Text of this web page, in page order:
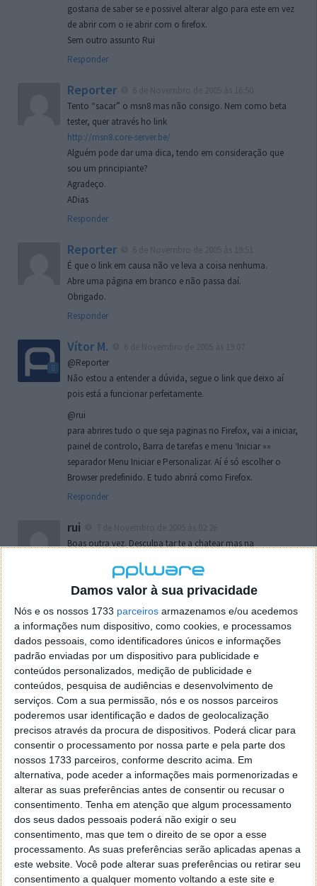
Damos valor à sua privacidade
Nós e os nossos 1733 parceiros armazenamos e/ou acedemos
a informações num dispositivo, como cookies, e processamos
dados pessoais, como identificadores únicos e informações
padrão enviadas por um dispositivo para publicidade e
conteúdos personalizados, medição de publicidade e
conteúdos, pesquisa de audiências e desenvolvimento de
serviços. Com a sua permissão, nós e os nossos parceiros
poderemos usar identificação e dados de geolocalização
precisos através da procura de dispositivos. Poderá clicar para
consentir o processamento por nossa parte e pela parte dos
nossos 1733 parceiros, conforme descrito acima. Em
alternativa, pode aceder a informações mais pormenorizadas e
alterar as suas preferências antes de consentir ou recusar o
consentimento. Tenha em atenção que algum processamento
dos seus dados pessoais poderá não exigir o seu
consentimento, mas que tem o direito de se opor a esse
processamento. As suas preferências serão aplicadas apenas a
este website. Você pode alterar suas preferências ou retirar seu
consentimento a qualquer momento voltando a este site e
gostaria de saber se e possivel alterar algo para este em vez
de abrir com o ie abrir com o firefox.
Sem outro assunto Rui
Responder
Reporter
Tento “sacar” o msn8 mas não consigo. Nem como beta
tester, quer através ho link
http://msn8.core-server.be/
Alguém pode dar uma dica, tendo em consideração que
sou um principiante?
Agradeço.
ADias
Responder
Reporter
É que o link em causa não ve leva a coisa nenhuma.
Abre uma página em branco e não passa daí.
Obrigado.
Responder
Vítor M.
@Reporter
Não estou a entender a dúvida, segue o link que deixo aí
pois está a funcionar perfeitamente.
@rui
para abrires tudo o que seja paginas no Firefox, vai a iniciar,
painel de controlo, Barra de tarefas e menu ‘Iniciar »»
separador Menu Iniciar e Personalizar. Aí é só escolher o
Browser predefinido. E tudo abrirá como Firefox.
Responder
rui
Boas outra vez. Desculpa tar te a chatear mas na
o firefox como browser predefenido
de control tudo e nada. Tou a comecar a desesperar, ate ja
tentei apagar o explorer na tentativa de forçar o uso do
firefox mas em vao. Kaso te lembres de outra dica fico
agradecido, caso contrario obrigado a mesma
Responder
Vítor M.
7 de Novembro de 2005 às 01:39
@Reporter
Desculpa mas o link funciona. Seja como for segue por mail
o MSn Messenger 8.
Responder
Vítor M.
7 de Novembro de 2005 às 11:21
@Rui
Tens de encontrar o que te falei. Faz da seguinte maneira,
janela iniciar e no topo dessa janela com o botão direito do
rato faz propriedades. Depois no separador Menu ‘Iniciar’
clica no botão ‘Personalizar’ aí encontrarás no separador
geral a opção para escolheres o Browser com que queres